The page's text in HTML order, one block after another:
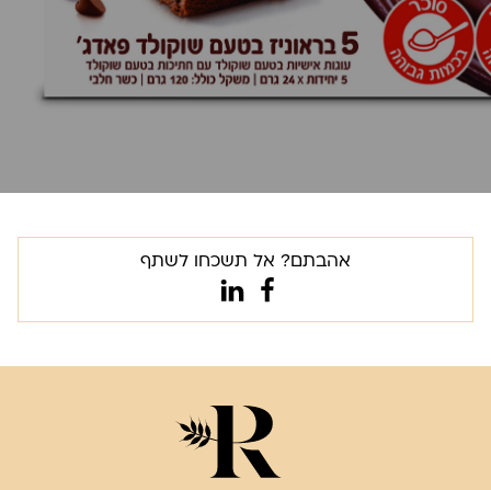
אהבתם? אל תשכחו לשתף